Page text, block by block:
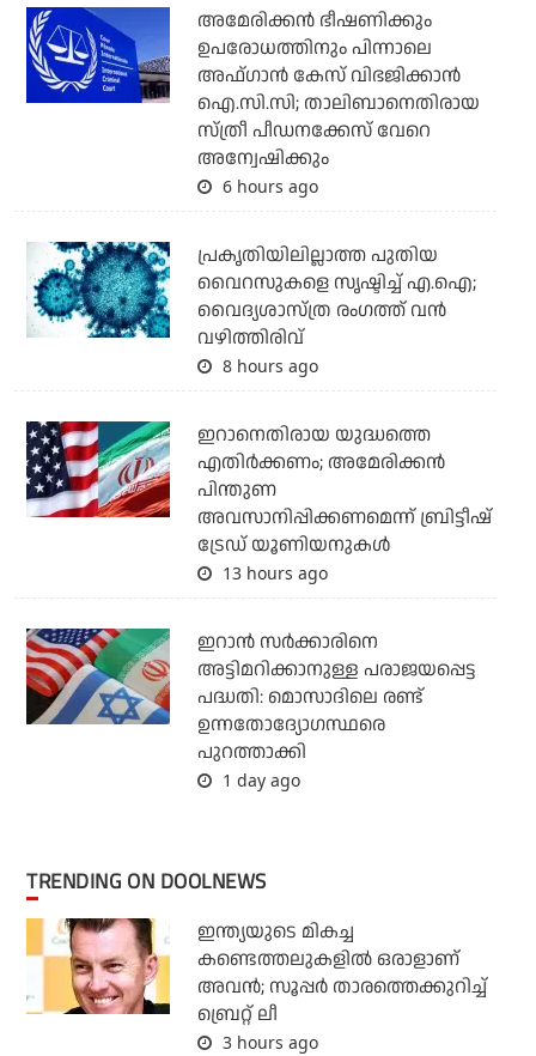
അമേരിക്കന്‍ ഭീഷണിക്കും
ഉപരോധത്തിനും പിന്നാലെ
അഫ്ഗാന്‍ കേസ് വിഭജിക്കാന്‍
ഐ.സി.സി; താലിബാനെതിരായ
സ്ത്രീ പീഡനക്കേസ് വേറെ
അന്വേഷിക്കും
6 hours ago
പ്രകൃതിയിലില്ലാത്ത പുതിയ
വൈറസുകളെ സൃഷ്ടിച്ച് എ.ഐ;
വൈദ്യശാസ്ത്ര രംഗത്ത് വന്‍
വഴിത്തിരിവ്
8 hours ago
ഇറാനെതിരായ യുദ്ധത്തെ
എതിര്‍ക്കണം; അമേരിക്കന്‍
പിന്തുണ
അവസാനിപ്പിക്കണമെന്ന് ബ്രിട്ടീഷ്
ട്രേഡ് യൂണിയനുകള്‍
13 hours ago
ഇറാന്‍ സര്‍ക്കാരിനെ
അട്ടിമറിക്കാനുള്ള പരാജയപ്പെട്ട
പദ്ധതി: മൊസാദിലെ രണ്ട്
ഉന്നതോദ്യോഗസ്ഥരെ
പുറത്താക്കി
1 day ago
TRENDING ON DOOLNEWS
ഇന്ത്യയുടെ മികച്ച
കണ്ടെത്തലുകളില്‍ ഒരാളാണ്
അവന്‍; സൂപ്പര്‍ താരത്തെക്കുറിച്ച്
ബ്രെറ്റ് ലീ
3 hours ago